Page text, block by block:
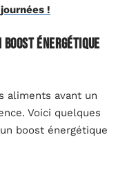
!
énergétique
aliments avant un
Voici quelques
boost énergétique